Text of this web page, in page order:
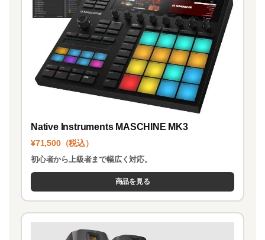
Native Instruments MASCHINE MK3
¥71,500（税込）
初心者から上級者まで幅広く対応。
商品を見る